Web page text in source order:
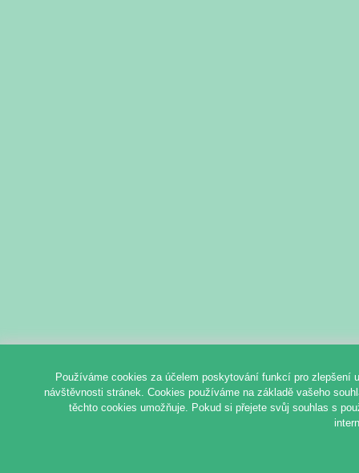
Používáme cookies za účelem poskytování funkcí pro zlepšení
návštěvnosti stránek. Cookies používáme na základě vašeho
těchto cookies umožňuje. Pokud si přejete svůj souhlas s